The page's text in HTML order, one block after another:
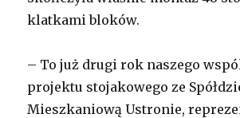
klatkami bloków.
– To już drugi rok naszego
projektu stojakowego ze
Mieszkaniową Ustronie,